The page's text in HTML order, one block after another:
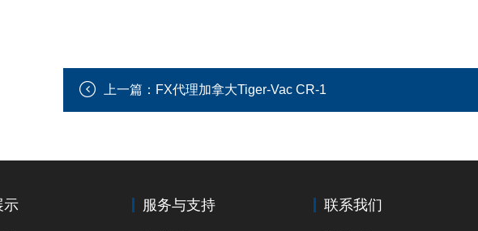
上一篇： FX代理加拿大Tiger-Vac CR-1
示 服务与支持 联系我们